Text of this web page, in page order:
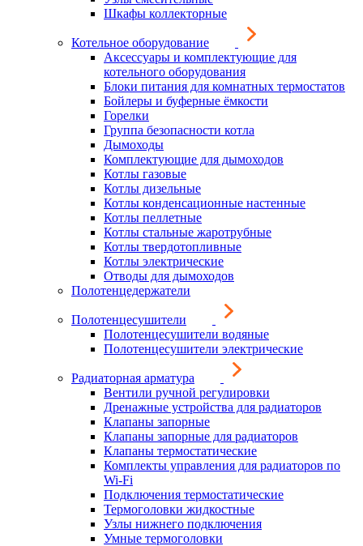
Шкафы коллекторные
Котельное оборудование
Аксессуары и комплектующие для
котельного оборудования
Блоки питания для комнатных термостатов
Бойлеры и буферные ёмкости
Горелки
Группа безопасности котла
Дымоходы
Комплектующие для дымоходов
Котлы газовые
Котлы дизельные
Котлы конденсационные настенные
Котлы пеллетные
Котлы стальные жаротрубные
Котлы твердотопливные
Котлы электрические
Отводы для дымоходов
Полотенцедержатели
Полотенцесушители
Полотенцесушители водяные
Полотенцесушители электрические
Радиаторная арматура
Вентили ручной регулировки
Дренажные устройства для радиаторов
Клапаны запорные
Клапаны запорные для радиаторов
Клапаны термостатические
Комплекты управления для радиаторов по
Wi-Fi
Подключения термостатические
Термоголовки жидкостные
Узлы нижнего подключения
Умные термоголовки